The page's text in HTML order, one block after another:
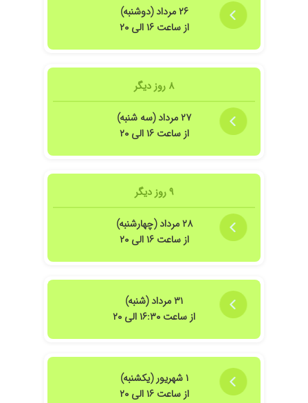
۲۶ مرداد (دوشنبه)
از ساعت ۱۶ الی ۲۰
۸ روز دیگر
۲۷ مرداد (سه شنبه)
از ساعت ۱۶ الی ۲۰
۹ روز دیگر
۲۸ مرداد (چهارشنبه)
از ساعت ۱۶ الی ۲۰
۳۱ مرداد (شنبه)
از ساعت ۱۶:۳۰ الی ۲۰
۱ شهریور (یکشنبه)
از ساعت ۱۶ الی ۲۰